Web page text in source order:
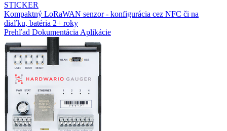
STICKER
Kompaktný LoRaWAN senzor - konfigurácia cez NFC či na
diaľku, batéria 2+ roky
Prehľad Dokumentácia Aplikácie